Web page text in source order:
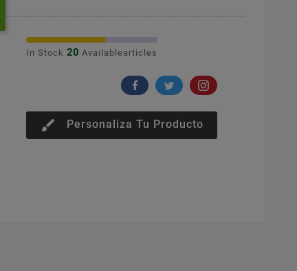
In Stock 20 Availablearticles
brush Personaliza Tu Producto